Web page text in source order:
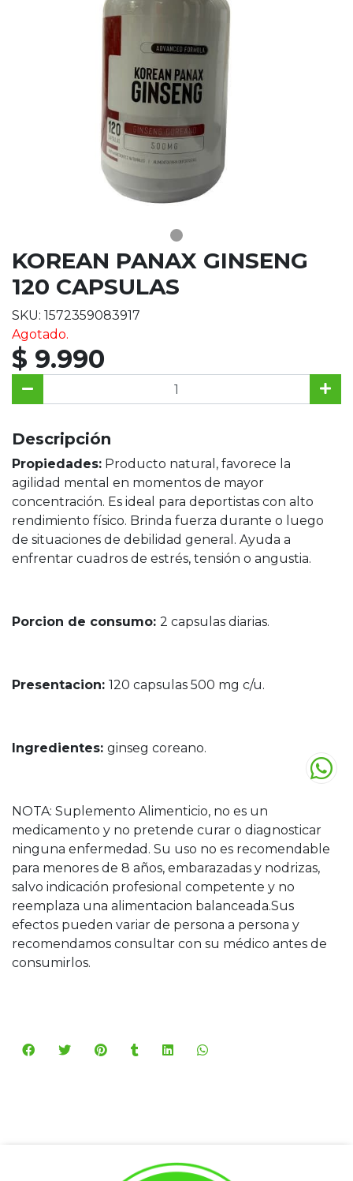
KOREAN PANAX GINSENG
120 CAPSULAS
SKU: 1572359083917
Agotado.
$ 9.990
Descripción
Propiedades: Producto natural, favorece la
agilidad mental en momentos de mayor
concentración. Es ideal para deportistas con alto
rendimiento físico. Brinda fuerza durante o luego
de situaciones de debilidad general. Ayuda a
enfrentar cuadros de estrés, tensión o angustia.
Porcion de consumo: 2 capsulas diarias.
Presentacion: 120 capsulas 500 mg c/u.
Ingredientes: ginseg coreano.
NOTA: Suplemento Alimenticio, no es un
medicamento y no pretende curar o diagnosticar
ninguna enfermedad. Su uso no es recomendable
para menores de 8 años, embarazadas y nodrizas,
salvo indicación profesional competente y no
reemplaza una alimentacion balanceada.Sus
efectos pueden variar de persona a persona y
recomendamos consultar con su médico antes de
consumirlos.